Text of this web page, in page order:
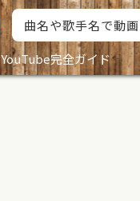
YouTube完全ガイド